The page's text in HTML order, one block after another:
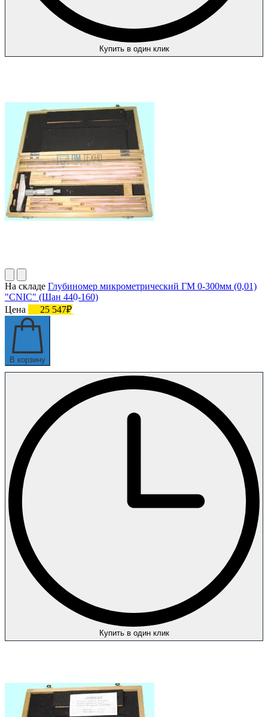
Купить в один клик
На складе Глубиномер микрометрический ГМ 0-300мм (0,01)
"CNIC" (Шан 440-160)
Цена
25 547₽
В корзину
Купить в один клик